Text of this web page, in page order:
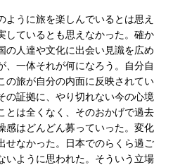
ように旅を楽しんでいるとは思え
しているとも思えなかった。確か
の人達や文化に出会い見識を広め
、一体それが何になろう。自分自
の旅が自分の内面に反映されてい
の証拠に、やり切れない今の心境
とは全くなく、そのおかげで過去
感はどんどん募っていった。変化
せなかった。日本でのらくら過ご
いように思われた。そういう立場